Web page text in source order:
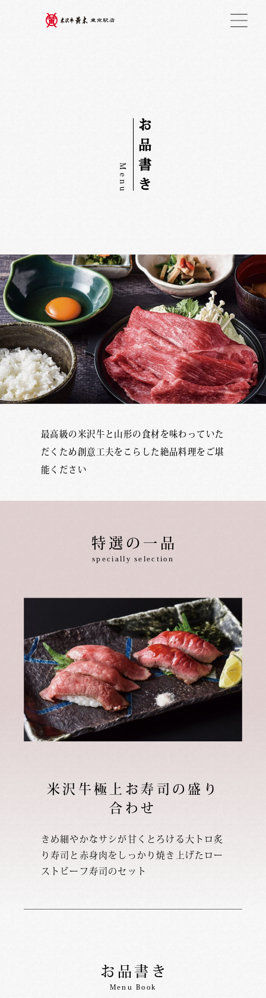
お
品
書
き
M
e
n
u
最高級の米沢牛と山形の食材を味わっていた
だくため 創意工夫をこらした絶品料理をご堪
能ください
特選の一品
specially selection
米沢牛極上お寿司の盛り
合わせ
きめ細やかなサシが甘くとろける大トロ炙
り寿司と 赤身肉をしっかり焼き上げたロー
ストビーフ寿司のセット
お品書き
Menu Book